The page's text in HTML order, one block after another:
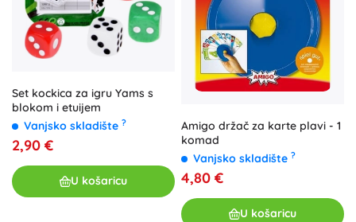
Set kockica za igru Yams s
blokom i etuijem
Vanjsko skladište ?
2,90 €
U košaricu
Amigo držač za karte plavi - 1
komad
Vanjsko skladište ?
4,80 €
U košaricu